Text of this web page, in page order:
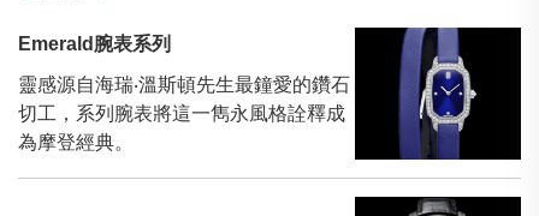
Emerald腕表系列
靈感源自海瑞‧溫斯頓先生最鐘愛的鑽石
切工，系列腕表將這一雋永風格詮釋成
為摩登經典。